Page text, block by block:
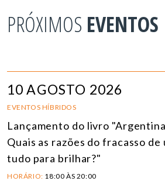
PRÓXIMOS EVENTOS
10 AGOSTO 2026
EVENTOS HÍBRIDOS
Lançamento do livro
Quais as razões do fracasso de
tudo para brilhar?"
HORÁRIO: 18:00 ÀS 20:00